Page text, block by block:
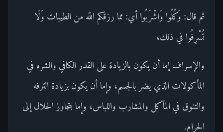
ثم قال: وَكُلُوا وَاشْرَبُوا أي: مما رزقكم اللّه من الطيبات وَلَا
تُسْرِفُوا في ذلك،
والإسراف إما أن يكون بالزيادة على القدر الكافي والشره في
المأكولات الذي يضر بالجسم، وإما أن يكون بزيادة الترفه
والتنوق في المآكل والمشارب واللباس، وإما بتجاوز الحلال إلى
الحرام.